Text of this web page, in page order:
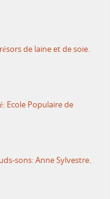
de laine et de soie.
Ecole Populaire de
sons: Anne Sylvestre.